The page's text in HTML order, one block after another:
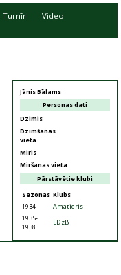
Turnīri
Video
Jānis Bālams
Personas dati
Dzimis
Dzimšanas
vieta
Miris
Miršanas vieta
Pārstāvētie klubi
Sezonas Klubs
1934
Amatieris
1935-
1938
LDzB